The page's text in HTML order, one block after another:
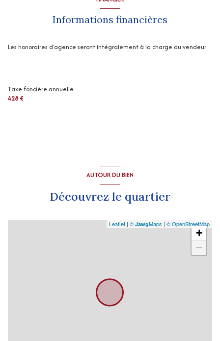
Informations financières
Les honoraires d'agence seront intégralement à la charge du vendeur
Taxe foncière annuelle
428 €
AUTOUR DU BIEN
Découvrez le quartier
+
−
Leaflet | © JawgMaps | © OpenStreetMap